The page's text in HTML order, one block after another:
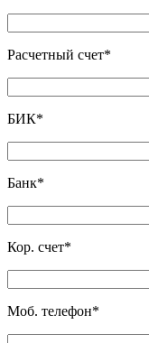
Расчетный счет*
БИК*
Банк*
Кор. счет*
Моб. телефон*